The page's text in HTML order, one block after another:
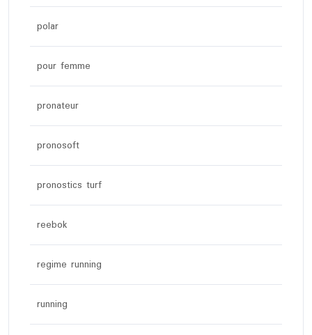
polar
pour femme
pronateur
pronosoft
pronostics turf
reebok
regime running
running